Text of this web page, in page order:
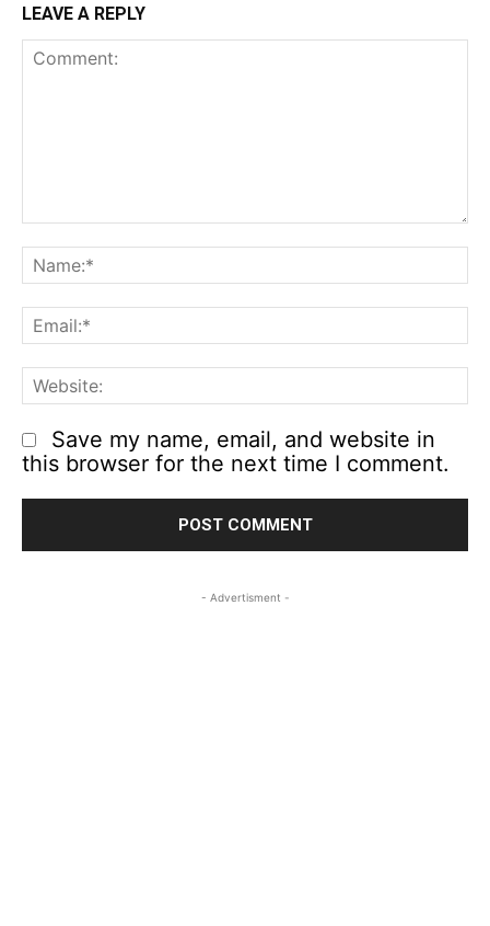
LEAVE A REPLY
Save my name, email, and website in
this browser for the next time I comment.
- Advertisment -